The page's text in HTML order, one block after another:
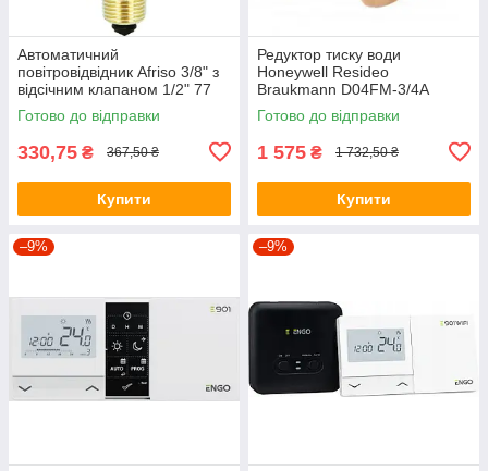
Автоматичний
повітровідвідник Afriso 3/8" з
відсічним клапаном 1/2" 77
735 10
Готово до відправки
330,75 ₴ 367,50 ₴
Купити
Редуктор тиску води
Honeywell Resideo
Braukmann D04FM-3/4A
Готово до відправки
1 575 ₴ 1 732,50 ₴
Купити
–9% –9%